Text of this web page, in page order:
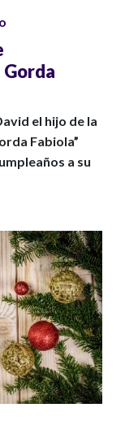
Gorda
el hijo de la
Fabiola”
a su